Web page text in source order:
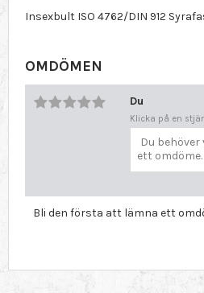
Insexbult ISO 4762/DIN 912
OMDÖMEN
Du
Klicka på en
Bli den första att lämna ett